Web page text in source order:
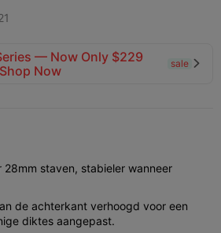
— Now Only $229
Now
sale 
28mm staven, stabieler wanneer
de achterkant verhoogd voor een
diktes aangepast.